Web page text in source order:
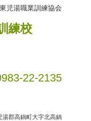
練校
児湯職業訓練協会
22-2135
郡高鍋町大字北高鍋